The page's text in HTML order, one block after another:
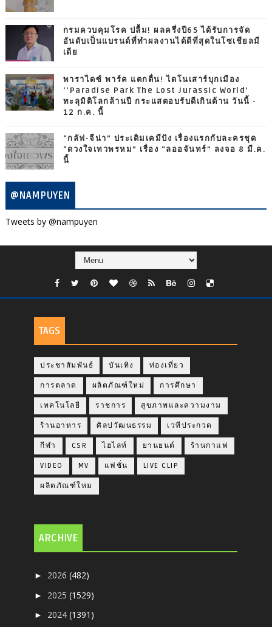
กรมควบคุมโรค ปลื้ม! ผลครึ่งปี65 ได้รับการจัด
อันดับเป็นแบรนด์ที่ทำผลงานได้ดีที่สุดในโซเชียลมี
เดีย
พาราไดซ์ พาร์ค แตกตื่น! ไดโนเสาร์บุกเมือง
‘‘Paradise Park The Lost Jurassic World’
ทะลุมิติโลกล้านปี กระแสตอบรับดีเกินต้าน วันนี้ -
12 ก.ค. นี้
“กลัฟ-จีน่า” ประเดิมเคมีปัง เรื่องแรกกับละครชุด
“ดวงใจเทวพรหม” เรื่อง “ลออจันทร์” ลงจอ 8 มี.ค.
นี้
@NAMPUYEN
Tweets by @nampuyen
TAGS
ประชาสัมพันธ์ บันเทิง ท่องเที่ยว
การตลาด ผลิตภัณฑ์ใหม่ การศึกษา
เทคโนโลยี ราชการ สุขภาพและความงาม
ร้านอาหาร ศิลปวัฒนธรรม เวทีประกวด
กีฬา CSR ไฮไลท์ ยานยนต์ ร้านกาแฟ
VIDEO MV แฟชั่น LIVE CLIP
ผลิตภัณฑ์ใหม
ARCHIVE
► 2026(482)
► 2025(1529)
► 2024(1391)